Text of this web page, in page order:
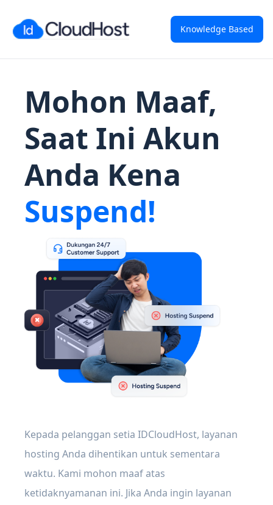
Knowledge Based
Mohon Maaf,
Saat Ini Akun
Anda Kena
Suspend!
Kepada pelanggan setia IDCloudHost, layanan
hosting Anda dihentikan untuk sementara
waktu. Kami mohon maaf atas
ketidaknyamanan ini. Jika Anda ingin layanan